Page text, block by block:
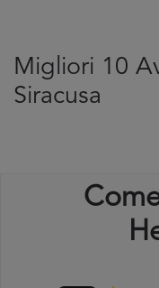
Migliori 10
Siracusa